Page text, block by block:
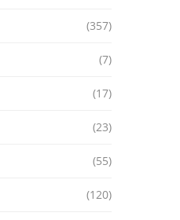
(357)
(7)
(17)
(23)
(55)
(120)